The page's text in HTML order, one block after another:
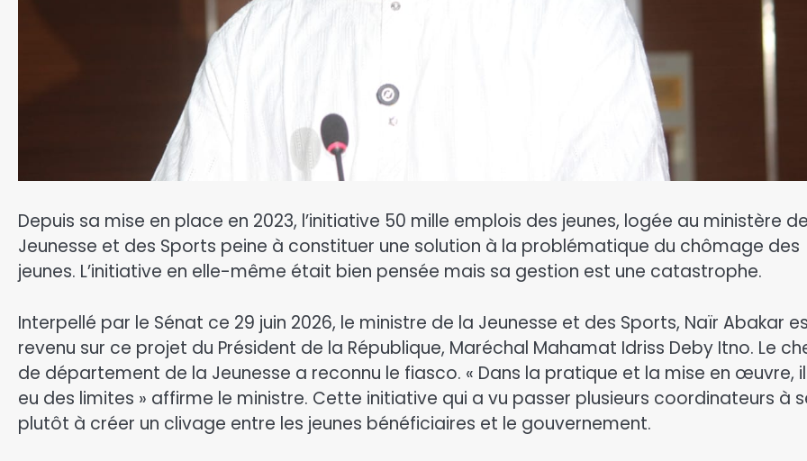
Depuis sa mise en place en 2023, l’initiative 50 mille emplois des jeunes, logée au ministère
Jeunesse et des Sports peine à constituer une solution à la problématique du chômage des
jeunes. L’initiative en elle-même était bien pensée mais sa gestion est une catastrophe.
Interpellé par le Sénat ce 29 juin 2026, le ministre de la Jeunesse et des Sports, Naïr Abakar
revenu sur ce projet du Président de la République, Maréchal Mahamat Idriss Deby Itno. Le
de département de la Jeunesse a reconnu le fiasco. « Dans la pratique et la mise en œuvre, il
eu des limites » affirme le ministre. Cette initiative qui a vu passer plusieurs coordinateurs à
plutôt à créer un clivage entre les jeunes bénéficiaires et le gouvernement.